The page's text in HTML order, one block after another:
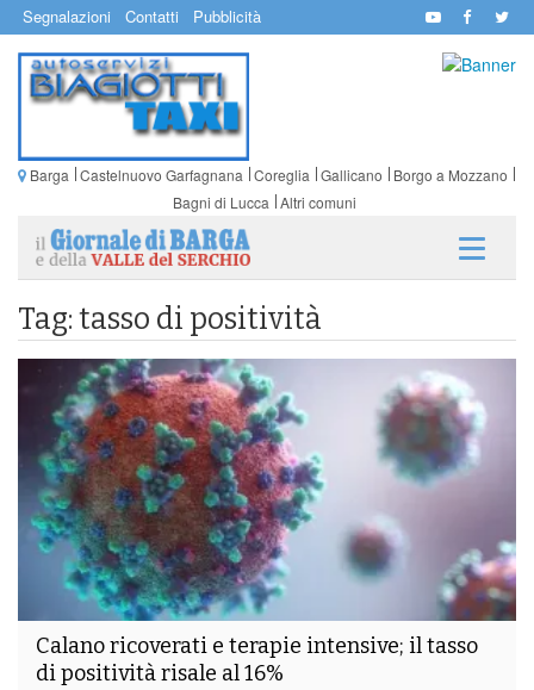
Segnalazioni Contatti Pubblicità
Barga Castelnuovo Garfagnana Coreglia Gallicano
Borgo a Mozzano
Bagni di Lucca Altri comuni
Tag: tasso di positività
Calano ricoverati e terapie intensive; il tasso
di positività risale al 16%